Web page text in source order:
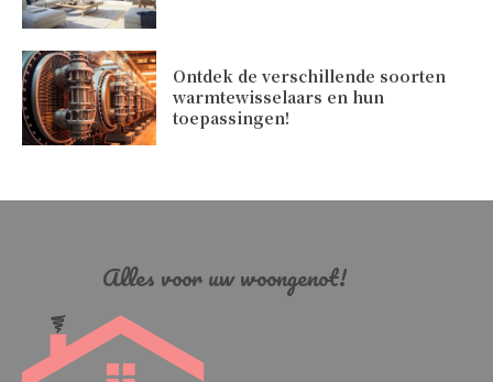
Ontdek de verschillende soorten
warmtewisselaars en hun
toepassingen!
Alles voor uw woongenot!